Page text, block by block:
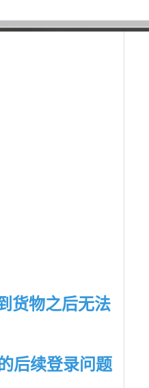
货物之后无法
后续登录问题